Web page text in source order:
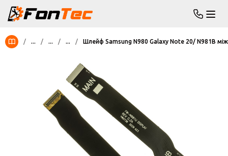
/ ... / ... / ... / Шлейф Samsung N980 Galaxy Note 20/ N981B